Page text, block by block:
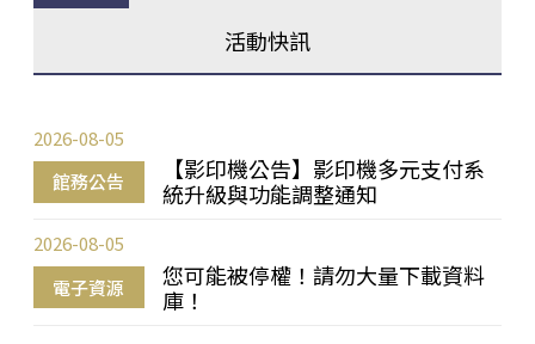
活動快訊
館務公告
【影印機公告】影印機多元支付系
統升級與功能調整通知
2026-08-05
電子資源
您可能被停權！請勿大量下載資料
庫！
2026-08-05